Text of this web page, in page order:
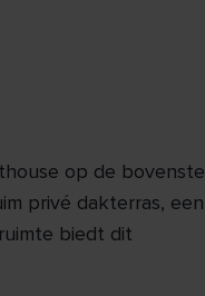
op de bovenste
privé dakterras, een
biedt dit